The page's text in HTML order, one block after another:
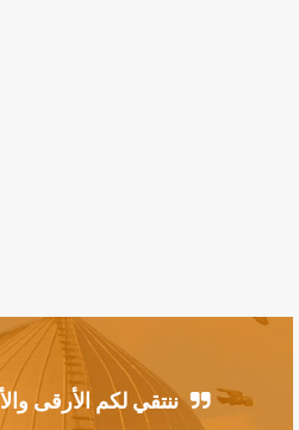
ننتقي لكم الأرقى